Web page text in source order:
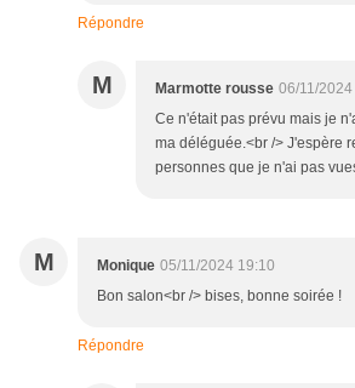
Répondre
M Marmotte rousse 06/11/
Ce n'était pas prévu mais je
ma déléguée.<br /> J'espère
personnes que je n'ai pas
M Monique 05/11/2024 19:10
Bon salon<br /> bises, bonne soirée !
Répondre